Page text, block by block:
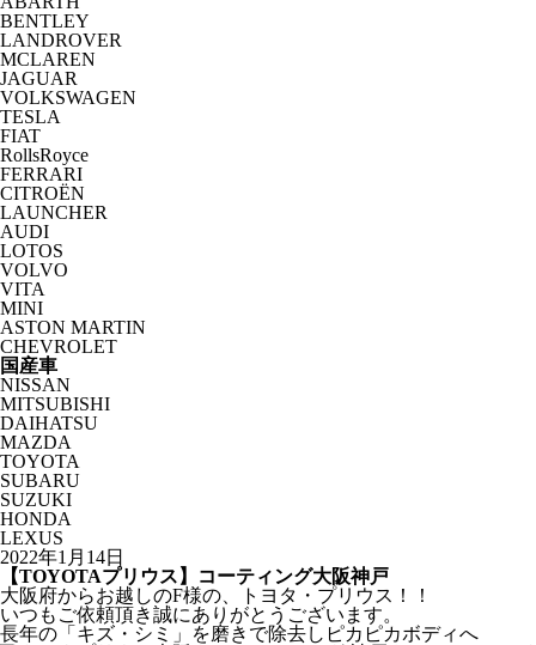
BENTLEY
LANDROVER
MCLAREN
JAGUAR
VOLKSWAGEN
TESLA
FIAT
RollsRoyce
FERRARI
CITROËN
LAUNCHER
AUDI
LOTOS
VOLVO
VITA
MINI
ASTON MARTIN
CHEVROLET
国産車
NISSAN
MITSUBISHI
DAIHATSU
MAZDA
TOYOTA
SUBARU
SUZUKI
HONDA
LEXUS
2022年1月14日
【TOYOTAプリウス】コーティング大阪神戸
大阪府からお越しのF様の、トヨタ・プリウス！！
いつもご依頼頂き誠にありがとうございます。
長年の「キズ・シミ」を磨きで除去しピカピカボディへ